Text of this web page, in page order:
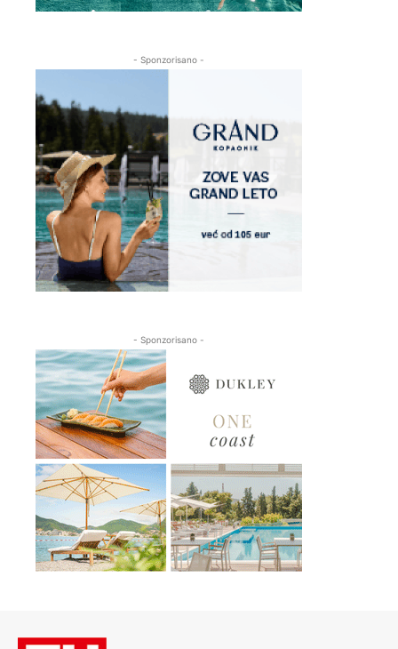
- Sponzorisano -
- Sponzorisano -